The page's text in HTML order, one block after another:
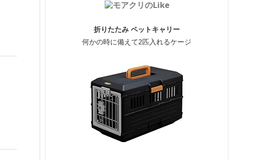
折りたたみ ペットキャリー
何かの時に備えて2匹入れるケージ